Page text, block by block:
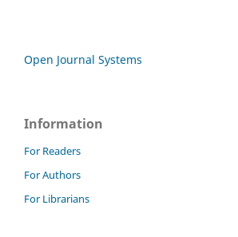
Open Journal Systems
Information
For Readers
For Authors
For Librarians